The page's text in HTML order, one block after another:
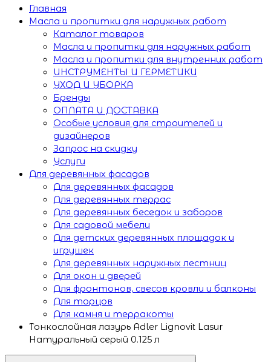
Главная
Масла и пропитки для наружных работ
Каталог товаров
Масла и пропитки для наружных работ
Масла и пропитки для внутренних работ
ИНСТРУМЕНТЫ И ГЕРМЕТИКИ
УХОД И УБОРКА
Бренды
ОПЛАТА И ДОСТАВКА
Особые условия для строителей и
дизайнеров
Запрос на скидку
Услуги
Для деревянных фасадов
Для деревянных фасадов
Для деревянных террас
Для деревянных беседок и заборов
Для садовой мебели
Для детских деревянных площадок и
игрушек
Для деревянных наружных лестниц
Для окон и дверей
Для фронтонов, свесов кровли и балконы
Для торцов
Для камня и терракоты
Тонкослойная лазурь Adler Lignovit Lasur
Натуральный серый 0.125 л